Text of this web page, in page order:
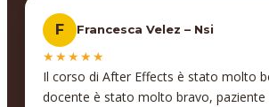
F Francesca Velez – Nsi
★★★★★
Il corso di After Effects è stato molto
docente è stato molto bravo,